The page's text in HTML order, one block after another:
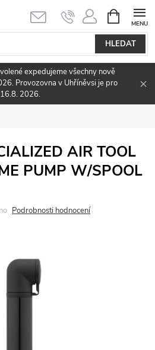
HLEDAT
NÁKUPNÍ
KOŠÍK
expedujeme všechny nově
Provozovna v Uhříněvsi je pro
2026.
AIR TOOL
PUMP W/SPOOL
Podrobnosti hodnocení